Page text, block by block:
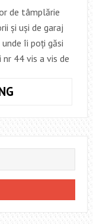
de tâmplărie
și uși de garaj
îi poți găsi
44 vis a vis de
–
IMPORTANT
FURNIZOR
DE
TÂMPLĂRIE
PVC,
TÂMPLĂRIE